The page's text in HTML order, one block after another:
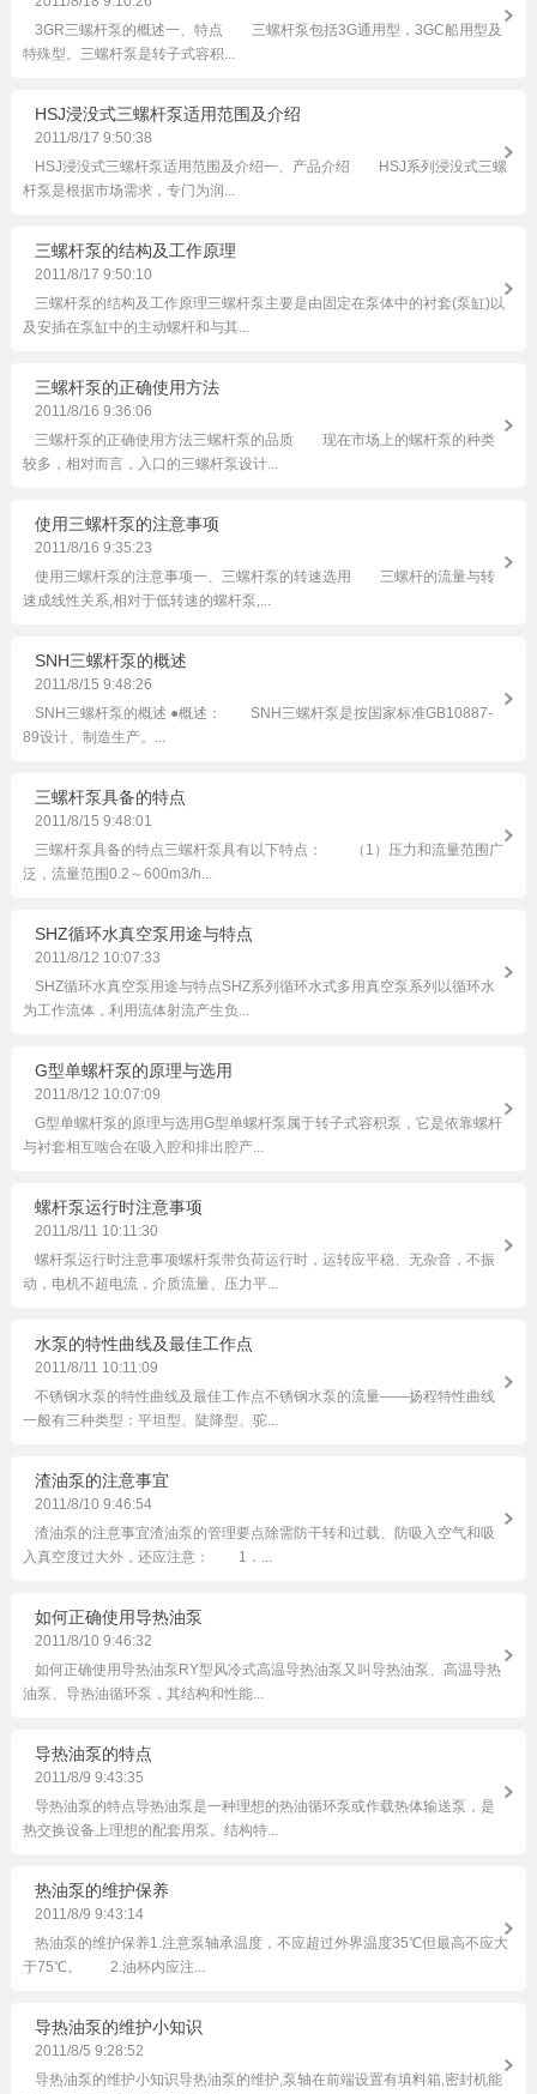
3GR三螺杆泵的概述一、特点 三螺杆泵包括3G通用型，3GC船用型及
特殊型。三螺杆泵是转子式容积...
HSJ浸没式三螺杆泵适用范围及介绍
2011/8/17 9:50:38
HSJ浸没式三螺杆泵适用范围及介绍一、产品介绍 HSJ系列浸没式三螺
杆泵是根据市场需求，专门为润...
三螺杆泵的结构及工作原理
2011/8/17 9:50:10
三螺杆泵的结构及工作原理三螺杆泵主要是由固定在泵体中的衬套(泵缸)以
及安插在泵缸中的主动螺杆和与其...
三螺杆泵的正确使用方法
2011/8/16 9:36:06
三螺杆泵的正确使用方法三螺杆泵的品质 现在市场上的螺杆泵的种类
较多，相对而言，入口的三螺杆泵设计...
使用三螺杆泵的注意事项
2011/8/16 9:35:23
使用三螺杆泵的注意事项一、三螺杆泵的转速选用 三螺杆的流量与转
速成线性关系,相对于低转速的螺杆泵,...
SNH三螺杆泵的概述
2011/8/15 9:48:26
SNH三螺杆泵的概述 ●概述： SNH三螺杆泵是按国家标准GB10887-
89设计、制造生产。...
三螺杆泵具备的特点
2011/8/15 9:48:01
三螺杆泵具备的特点三螺杆泵具有以下特点： （1）压力和流量范围广
泛，流量范围0.2～600m3/h...
SHZ循环水真空泵用途与特点
2011/8/12 10:07:33
SHZ循环水真空泵用途与特点SHZ系列循环水式多用真空泵系列以循环水
为工作流体，利用流体射流产生负...
G型单螺杆泵的原理与选用
2011/8/12 10:07:09
G型单螺杆泵的原理与选用G型单螺杆泵属于转子式容积泵，它是依靠螺杆
与衬套相互啮合在吸入腔和排出腔产...
螺杆泵运行时注意事项
2011/8/11 10:11:30
螺杆泵运行时注意事项螺杆泵带负荷运行时，运转应平稳、无杂音，不振
动，电机不超电流，介质流量、压力平...
水泵的特性曲线及最佳工作点
2011/8/11 10:11:09
不锈钢水泵的特性曲线及最佳工作点不锈钢水泵的流量——扬程特性曲线
一般有三种类型：平坦型、陡降型、驼...
渣油泵的注意事宜
2011/8/10 9:46:54
渣油泵的注意事宜渣油泵的管理要点除需防干转和过载、防吸入空气和吸
入真空度过大外，还应注意： 1．...
如何正确使用导热油泵
2011/8/10 9:46:32
如何正确使用导热油泵RY型风冷式高温导热油泵又叫导热油泵、高温导热
油泵、导热油循环泵，其结构和性能...
导热油泵的特点
2011/8/9 9:43:35
导热油泵的特点导热油泵是一种理想的热油循环泵或作载热体输送泵，是
热交换设备上理想的配套用泵。结构特...
热油泵的维护保养
2011/8/9 9:43:14
热油泵的维护保养1.注意泵轴承温度，不应超过外界温度35℃但最高不应大
于75℃。 2.油杯内应注...
导热油泵的维护小知识
2011/8/5 9:28:52
导热油泵的维护小知识导热油泵的维护,泵轴在前端设置有填料箱,密封机能